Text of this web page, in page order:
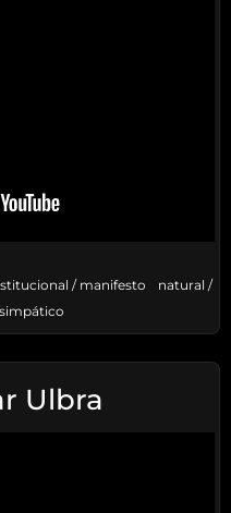
/ manifesto
natural /
simpático
Ulbra